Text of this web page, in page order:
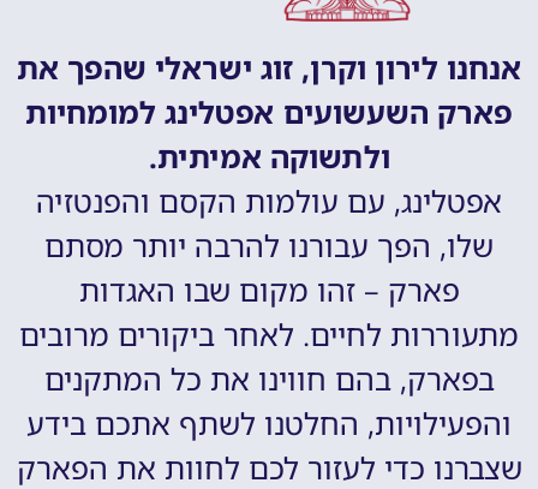
אנחנו לירון וקרן, זוג ישראלי שהפך את
פארק השעשועים אפטלינג למומחיות
ולתשוקה אמיתית.
אפטלינג, עם עולמות הקסם והפנטזיה
שלו, הפך עבורנו להרבה יותר מסתם
פארק – זהו מקום שבו האגדות
מתעוררות לחיים. לאחר ביקורים מרובים
בפארק, בהם חווינו את כל המתקנים
והפעילויות, החלטנו לשתף אתכם בידע
שצברנו כדי לעזור לכם לחוות את הפארק